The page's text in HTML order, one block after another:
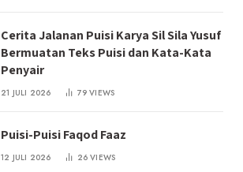
Cerita Jalanan Puisi Karya Sil Sila Yusuf
Bermuatan Teks Puisi dan Kata-Kata
Penyair
21 JULI 2026 79VIEWS
Puisi-Puisi Faqod Faaz
12 JULI 2026 26VIEWS